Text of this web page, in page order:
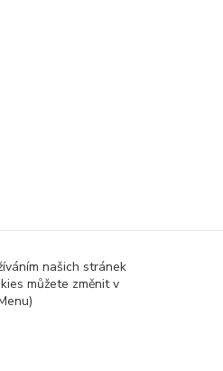
našich stránek
můžete změnit v